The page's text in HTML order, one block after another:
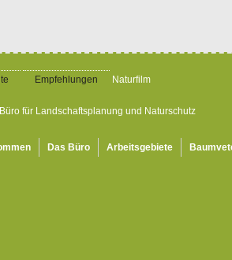
Empfehlungen Naturfilm
für Landschaftsplanung und Naturschutz
Das Büro Arbeitsgebiete